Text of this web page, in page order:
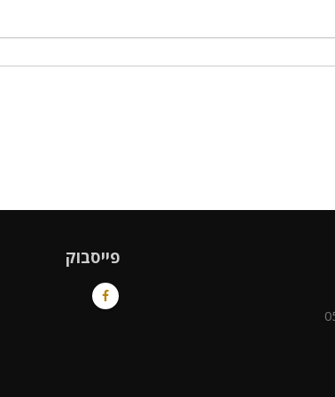
פייסבוק